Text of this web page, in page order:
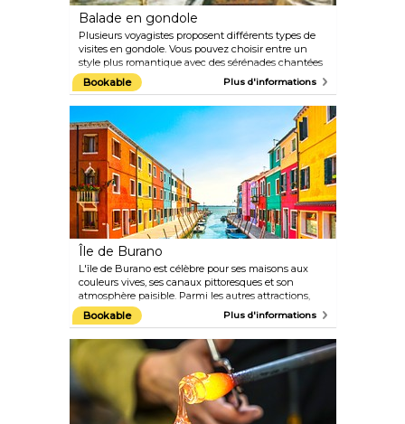
Balade en gondole
Plusieurs voyagistes proposent différents types de
visites en gondole. Vous pouvez choisir entre un
style plus romantique avec des sérénades chantées
spécialement pour vous et votre bien-aimé(e) ou
une visite guidée plus classique avec un guide vous
racontant l'histoire de tous les beaux bâtiments
environnants. Il existe même des visites où vous
pouvez apprendre à guider vous-même la gondole.
Quelle que soit la visite que vous choisirez, vous êtes
sûr de vivre une expérience mémorable.
Bookable Plus d'informations
Île de Burano
L'île de Burano est célèbre pour ses maisons aux
couleurs vives, ses canaux pittoresques et son
atmosphère paisible. Parmi les autres attractions,
citons l'église de San Martino avec son clocher
penché et le musée de la dentelle. La dentelerie est
une industrie florissante à Burano, vous trouverez
donc de nombreuses boutiques de dentelle
artisanale sur l'île.
Bookable Plus d'informations